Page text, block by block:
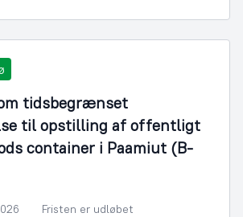
tidsbegrænset
til opstilling af offentligt
container i Paamiut (B-
Fristen er udløbet